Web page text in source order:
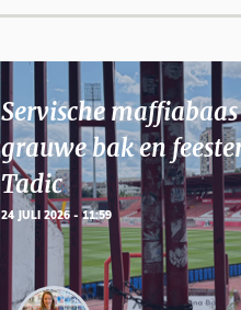
Servische
grauwe bak en
Tadic
24 JULI 2026 - 11:59